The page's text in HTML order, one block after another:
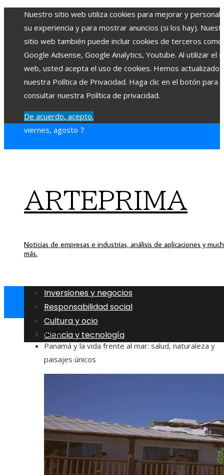
Nuestro sitio web utiliza cookies para mejorar y
su experiencia y para mostrar anuncios (si los hay).
sitio web también puede incluir cookies de terceros como
Google Adsense, Google Analytics, Youtube. Al utilizar el
web, usted acepta el uso de cookies. Hemos actualizado
nuestra Política de Privacidad. Haga clic en el botón para
consultar nuestra Política de privacidad.
De acuerdo, acepto.
viernes, agosto 7
ARTEPRIMA
Noticias de empresas e industrias, análisis de aplicaciones y
más.
Inversiones y negocios
Responsabilidad social
Cultura y ocio
Ciencia y tecnología
Inicio
Panamá y la vida frente al mar: salud, naturaleza y
paisajes únicos